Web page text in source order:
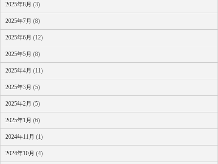
2025年8月 (3)
2025年7月 (8)
2025年6月 (12)
2025年5月 (8)
2025年4月 (11)
2025年3月 (5)
2025年2月 (5)
2025年1月 (6)
2024年11月 (1)
2024年10月 (4)